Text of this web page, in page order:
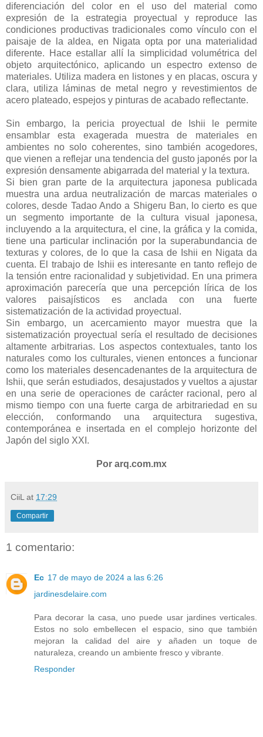
diferenciación del color en el uso del material como
expresión de la estrategia proyectual y reproduce las
condiciones productivas tradicionales como vínculo con el
paisaje de la aldea, en Nigata opta por una materialidad
diferente. Hace estallar allí la simplicidad volumétrica del
objeto arquitectónico, aplicando un espectro extenso de
materiales. Utiliza madera en listones y en placas, oscura y
clara, utiliza láminas de metal negro y revestimientos de
acero plateado, espejos y pinturas de acabado reflectante.
Sin embargo, la pericia proyectual de Ishii le permite
ensamblar esta exagerada muestra de materiales en
ambientes no solo coherentes, sino también acogedores,
que vienen a reflejar una tendencia del gusto japonés por la
expresión densamente abigarrada del material y la textura.
Si bien gran parte de la arquitectura japonesa publicada
muestra una ardua neutralización de marcas materiales o
colores, desde Tadao Ando a Shigeru Ban, lo cierto es que
un segmento importante de la cultura visual japonesa,
incluyendo a la arquitectura, el cine, la gráfica y la comida,
tiene una particular inclinación por la superabundancia de
texturas y colores, de lo que la casa de Ishii en Nigata da
cuenta. El trabajo de Ishii es interesante en tanto reflejo de
la tensión entre racionalidad y subjetividad. En una primera
aproximación parecería que una percepción lírica de los
valores paisajísticos es anclada con una fuerte
sistematización de la actividad proyectual.
Sin embargo, un acercamiento mayor muestra que la
sistematización proyectual sería el resultado de decisiones
altamente arbitrarias. Los aspectos contextuales, tanto los
naturales como los culturales, vienen entonces a funcionar
como los materiales desencadenantes de la arquitectura de
Ishii, que serán estudiados, desajustados y vueltos a ajustar
en una serie de operaciones de carácter racional, pero al
mismo tiempo con una fuerte carga de arbitrariedad en su
elección, conformando una arquitectura sugestiva,
contemporánea e insertada en el complejo horizonte del
Japón del siglo XXI.
Por arq.com.mx
CiiL at 17:29
Compartir
1 comentario:
Ec 17 de mayo de 2024 a las 6:26
jardinesdelaire.com
Para decorar la casa, uno puede usar jardines verticales.
Estos no solo embellecen el espacio, sino que también
mejoran la calidad del aire y añaden un toque de
naturaleza, creando un ambiente fresco y vibrante.
Responder